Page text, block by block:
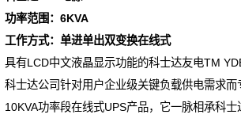
功率范围：6KVA
工作方式：单进单出双变换在线式
具有LCD中文液晶显示功能的科士达友电TM
科士达公司针对用户企业级关键负载供电需求而
10KVA功率段在线式UPS产品，它一脉相承科士
台达UPS电源
UPS电源蓄电池
EPS直流屏蓄电